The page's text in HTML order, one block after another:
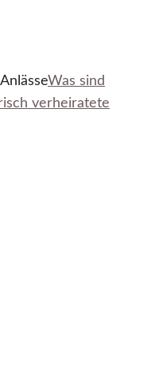
Was sind
verheiratete